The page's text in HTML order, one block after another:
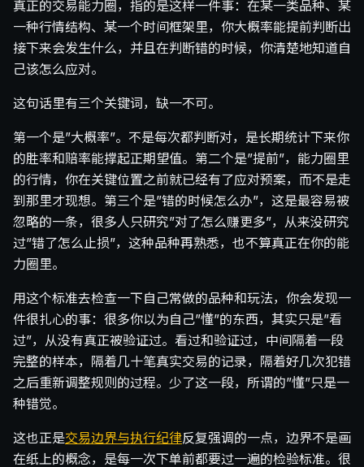
真正的交易能力圈，指的是这样一件事：在某一类品种、某
一种行情结构、某一个时间框架里，你大概率能提前判断出
接下来会发生什么，并且在判断错的时候，你清楚地知道自
己该怎么应对。
这句话里有三个关键词，缺一不可。
第一个是”大概率”。不是每次都判断对，是长期统计下来你
的胜率和赔率能撑起正期望值。第二个是”提前”，能力圈里
的行情，你在关键位置之前就已经有了应对预案，而不是走
到那里才现想。第三个是”错的时候怎么办”，这是最容易被
忽略的一条，很多人只研究”对了怎么赚更多”，从来没研究
过”错了怎么止损”，这种品种再熟悉，也不算真正在你的能
力圈里。
用这个标准去检查一下自己常做的品种和玩法，你会发现一
件很扎心的事：很多你以为自己”懂”的东西，其实只是”看
过”，从没有真正被验证过。看过和验证过，中间隔着一段
完整的样本，隔着几十笔真实交易的记录，隔着好几次犯错
之后重新调整规则的过程。少了这一段，所谓的”懂”只是一
种错觉。
这也正是交易边界与执行纪律反复强调的一点，边界不是画
在纸上的概念，是每一次下单前都要过一遍的检验标准。很